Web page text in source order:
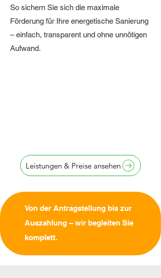
So sichern Sie sich die maximale
Förderung für Ihre energetische Sanierung
– einfach, transparent und ohne unnötigen
Aufwand.
Leistungen & Preise ansehen
Von der Antragstellung bis zur
Auszahlung – wir begleiten Sie
komplett.